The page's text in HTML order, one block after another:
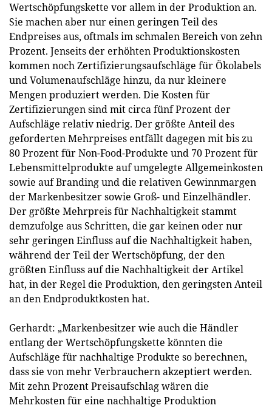
Wertschöpfungskette vor allem in der Produktion an.
Sie machen aber nur einen geringen Teil des
Endpreises aus, oftmals im schmalen Bereich von zehn
Prozent. Jenseits der erhöhten Produktionskosten
kommen noch Zertifizierungsaufschläge für Ökolabels
und Volumenaufschläge hinzu, da nur kleinere
Mengen produziert werden. Die Kosten für
Zertifizierungen sind mit circa fünf Prozent der
Aufschläge relativ niedrig. Der größte Anteil des
geforderten Mehrpreises entfällt dagegen mit bis zu
80 Prozent für Non-Food-Produkte und 70 Prozent für
Lebensmittelprodukte auf umgelegte Allgemeinkosten
sowie auf Branding und die relativen Gewinnmargen
der Markenbesitzer sowie Groß- und Einzelhändler.
Der größte Mehrpreis für Nachhaltigkeit stammt
demzufolge aus Schritten, die gar keinen oder nur
sehr geringen Einfluss auf die Nachhaltigkeit haben,
während der Teil der Wertschöpfung, der den
größten Einfluss auf die Nachhaltigkeit der Artikel
hat, in der Regel die Produktion, den geringsten Anteil
an den Endproduktkosten hat.
Gerhardt: „Markenbesitzer wie auch die Händler
entlang der Wertschöpfungskette könnten die
Aufschläge für nachhaltige Produkte so berechnen,
dass sie von mehr Verbrauchern akzeptiert werden.
Mit zehn Prozent Preisaufschlag wären die
Mehrkosten für eine nachhaltige Produktion